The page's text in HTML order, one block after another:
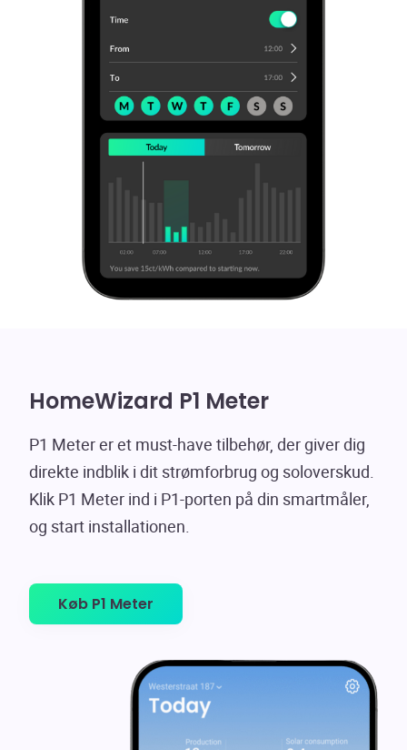
HomeWizard P1 Meter
P1 Meter er et must-have tilbehør, der giver dig
direkte indblik i dit strømforbrug og soloverskud.
Klik P1 Meter ind i P1-porten på din smartmåler,
og start installationen.
Køb P1 Meter